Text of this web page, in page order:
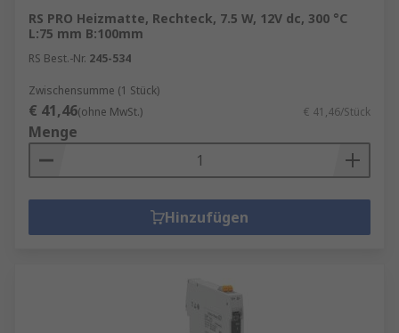
RS PRO Heizmatte, Rechteck, 7.5 W, 12V dc, 300 °C
L:75 mm B:100mm
RS Best.-Nr. 245-534
Zwischensumme (1 Stück)
€ 41,46(ohne MwSt.) € 41,46/Stück
Menge
Hinzufügen